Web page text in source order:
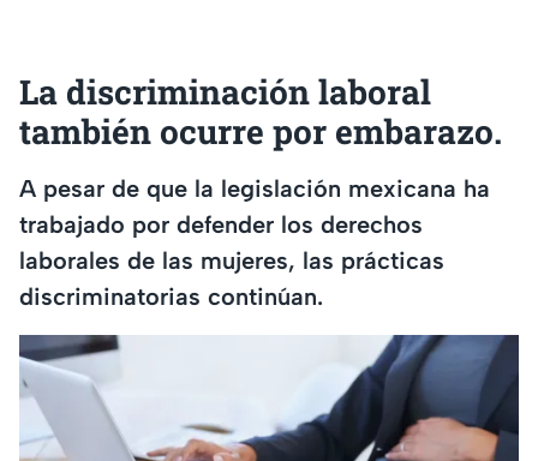
La discriminación laboral
también ocurre por embarazo.
A pesar de que la legislación mexicana ha
trabajado por defender los derechos
laborales de las mujeres, las prácticas
discriminatorias continúan.